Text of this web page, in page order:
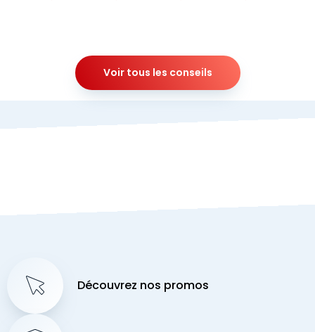
Voir tous les conseils
Découvrez nos promos